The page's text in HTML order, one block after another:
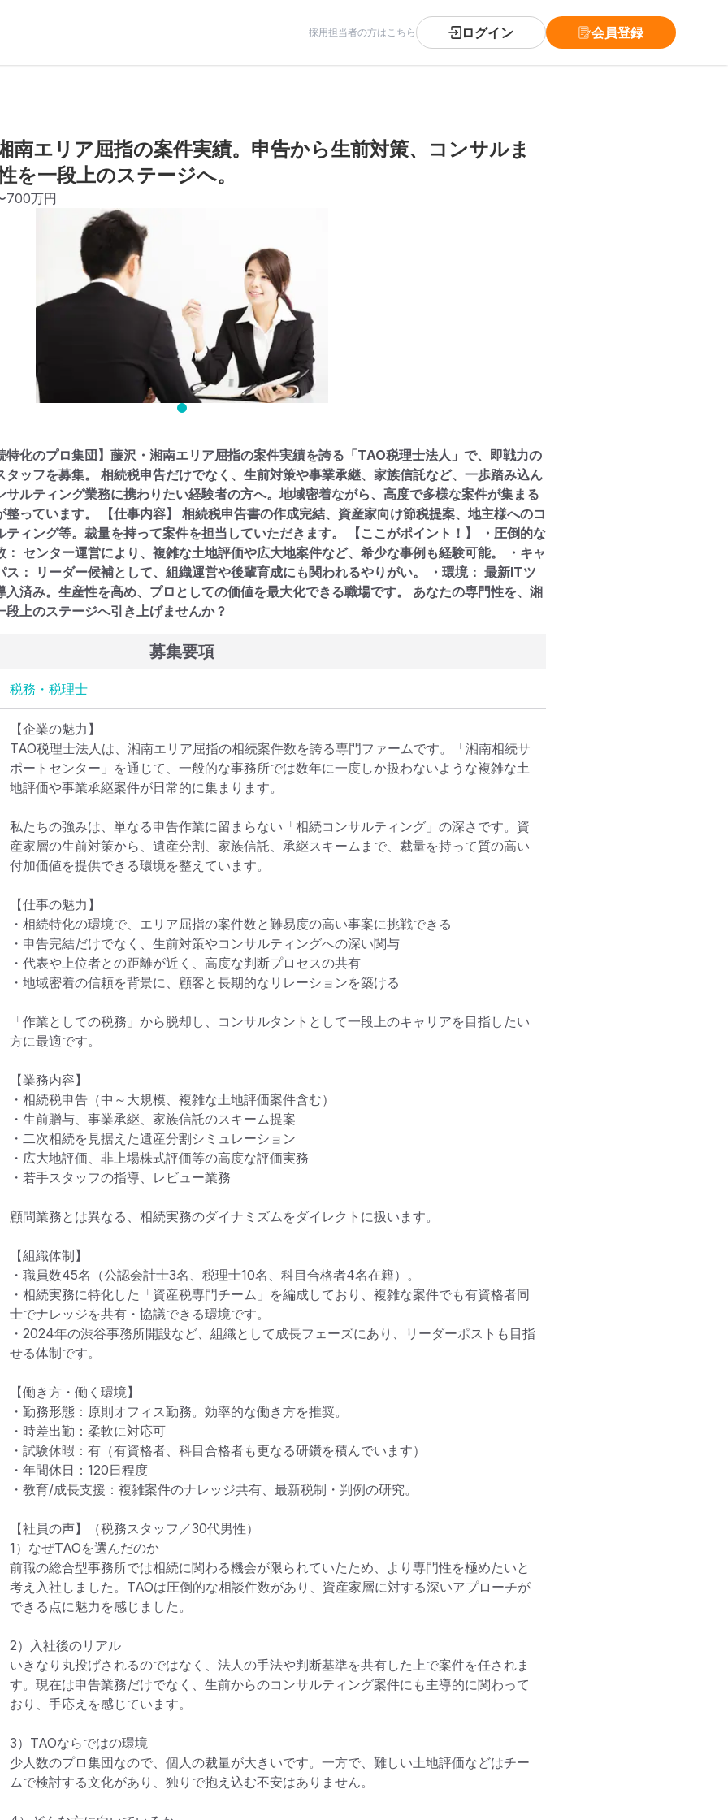
採用担当者の方はこちら ログイン 会員登録
南エリア屈指の案件実績。申告から生前対策、コンサルま
一段上のステージへ。
700万円
特化のプロ集団】藤沢・湘南エリア屈指の案件実績を誇る「TAO税理士法人」で、即戦力の
タッフを募集。 相続税申告だけでなく、生前対策や事業承継、家族信託など、一歩踏み込ん
サルティング業務に携わりたい経験者の方へ。地域密着ながら、高度で多様な案件が集まる
整っています。 【仕事内容】 相続税申告書の作成完結、資産家向け節税提案、地主様へのコ
ティング等。裁量を持って案件を担当していただきます。 【ここがポイント！】 ・圧倒的な
： センター運営により、複雑な土地評価や広大地案件など、希少な事例も経験可能。 ・キャ
ス： リーダー候補として、組織運営や後輩育成にも関われるやりがい。 ・環境： 最新ITツ
入済み。生産性を高め、プロとしての価値を最大化できる職場です。 あなたの専門性を、湘
段上のステージへ引き上げませんか？
募集要項
税務・税理士
【企業の魅力】
TAO税理士法人は、湘南エリア屈指の相続案件数を誇る専門ファームです。「湘南相続サ
ポートセンター」を通じて、一般的な事務所では数年に一度しか扱わないような複雑な土
地評価や事業承継案件が日常的に集まります。
私たちの強みは、単なる申告作業に留まらない「相続コンサルティング」の深さです。資
産家層の生前対策から、遺産分割、家族信託、承継スキームまで、裁量を持って質の高い
付加価値を提供できる環境を整えています。
【仕事の魅力】
・相続特化の環境で、エリア屈指の案件数と難易度の高い事案に挑戦できる
・申告完結だけでなく、生前対策やコンサルティングへの深い関与
・代表や上位者との距離が近く、高度な判断プロセスの共有
・地域密着の信頼を背景に、顧客と長期的なリレーションを築ける
「作業としての税務」から脱却し、コンサルタントとして一段上のキャリアを目指したい
方に最適です。
【業務内容】
・相続税申告（中～大規模、複雑な土地評価案件含む）
・生前贈与、事業承継、家族信託のスキーム提案
・二次相続を見据えた遺産分割シミュレーション
・広大地評価、非上場株式評価等の高度な評価実務
・若手スタッフの指導、レビュー業務
顧問業務とは異なる、相続実務のダイナミズムをダイレクトに扱います。
【組織体制】
・職員数45名（公認会計士3名、税理士10名、科目合格者4名在籍）。
・相続実務に特化した「資産税専門チーム」を編成しており、複雑な案件でも有資格者同
士でナレッジを共有・協議できる環境です。
・2024年の渋谷事務所開設など、組織として成長フェーズにあり、リーダーポストも目指
せる体制です。
【働き方・働く環境】
・勤務形態：原則オフィス勤務。効率的な働き方を推奨。
・時差出勤：柔軟に対応可
・試験休暇：有（有資格者、科目合格者も更なる研鑽を積んでいます）
・年間休日：120日程度
・教育/成長支援：複雑案件のナレッジ共有、最新税制・判例の研究。
【社員の声】（税務スタッフ／30代男性）
1）なぜTAOを選んだのか
前職の総合型事務所では相続に関わる機会が限られていたため、より専門性を極めたいと
考え入社しました。TAOは圧倒的な相談件数があり、資産家層に対する深いアプローチが
できる点に魅力を感じました。
2）入社後のリアル
いきなり丸投げされるのではなく、法人の手法や判断基準を共有した上で案件を任されま
す。現在は申告業務だけでなく、生前からのコンサルティング案件にも主導的に関わって
おり、手応えを感じています。
3）TAOならではの環境
少人数のプロ集団なので、個人の裁量が大きいです。一方で、難しい土地評価などはチー
ムで検討する文化があり、独りで抱え込む不安はありません。